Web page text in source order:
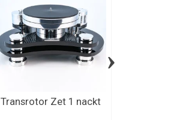
Transrotor Zet 1 nackt
›